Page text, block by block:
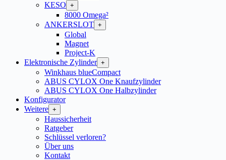
KESO +
8000 Omega²
ANKERSLOT +
Global
Magnet
Project-K
Elektronische Zylinder +
Winkhaus blueCompact
ABUS CYLOX One Knaufzylinder
ABUS CYLOX One Halbzylinder
Konfigurator
Weitere +
Haussicherheit
Ratgeber
Schlüssel verloren?
Über uns
Kontakt